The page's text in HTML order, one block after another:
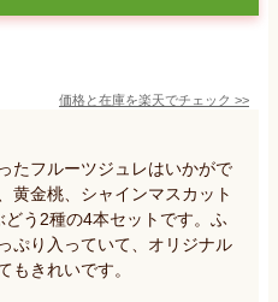
価格と在庫を楽天でチェック >>
たフルーツジュレはいかがで
黄金桃、シャインマスカット
どう2種の4本セットです。ふ
ぷり入っていて、オリジナル
もきれいです。